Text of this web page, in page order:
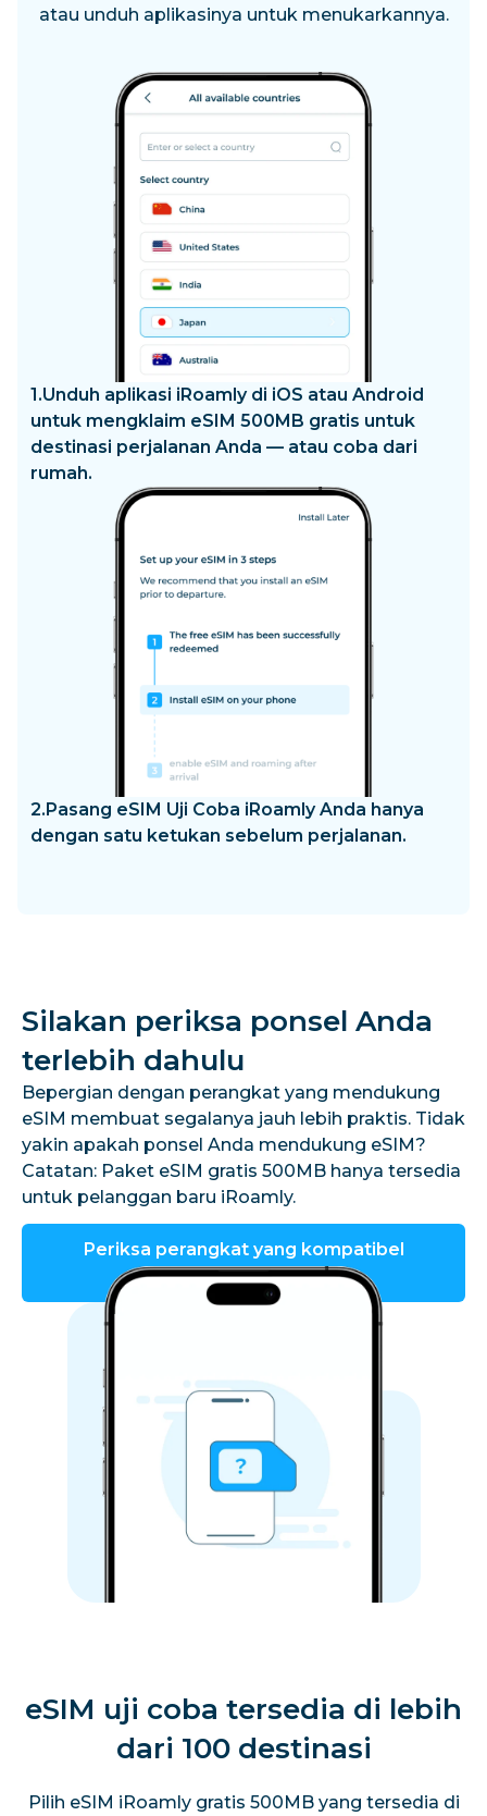
atau unduh aplikasinya untuk menukarkannya.
1.Unduh aplikasi iRoamly di iOS atau Android
untuk mengklaim eSIM 500MB gratis untuk
destinasi perjalanan Anda — atau coba dari
rumah.
2.Pasang eSIM Uji Coba iRoamly Anda hanya
dengan satu ketukan sebelum perjalanan.
Silakan periksa ponsel Anda
terlebih dahulu
Bepergian dengan perangkat yang mendukung
eSIM membuat segalanya jauh lebih praktis. Tidak
yakin apakah ponsel Anda mendukung eSIM?
Catatan: Paket eSIM gratis 500MB hanya tersedia
untuk pelanggan baru iRoamly.
Periksa perangkat yang kompatibel
dengan eSIM
eSIM uji coba tersedia di lebih
dari 100 destinasi
Pilih eSIM iRoamly gratis 500MB yang tersedia di